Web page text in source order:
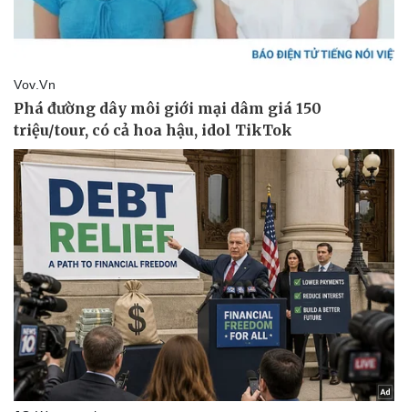
Thể thao
Bóng đá
Lịch thi đấu bóng đá
Thế giới thể thao
eSports
Hậu trường
Ô tô - Xe máy
Ô tô
Xe máy
Tư vấn